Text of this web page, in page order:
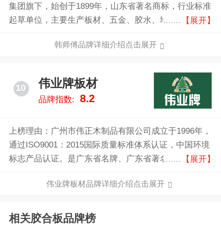
集团旗下，始创于1899年，山东省著名商标，行业标准
起草单位，主要生产板材、五金、胶水、地板、木门、
居饰材生产企业。
【展开】
韩师傅品牌详细介绍点击展开
10 伟业牌板材
品牌指数: 8.2
上榜理由：广州市伟正木制品有限公司成立于1996年，
通过ISO9001：2015国际质量标准体系认证，中国环境
标志产品认证。是广东省名牌、广东省著名商标、广州
板材的缔造者，阻燃、绝燃板材的创新者，全屋定制专
【展开】
伟业牌板材品牌详细介绍点击展开
相关胶合板品牌榜